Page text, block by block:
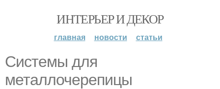
ИНТЕРЬЕР И ДЕКОР
главная новости статьи
Системы для
металлочерепицы